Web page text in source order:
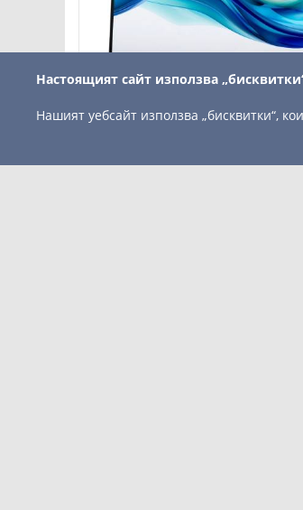
HP Series 3 Pro 23.8" FHD IPS
Настоящият сайт използва
Нашият уебсайт използва „бисквитки“,